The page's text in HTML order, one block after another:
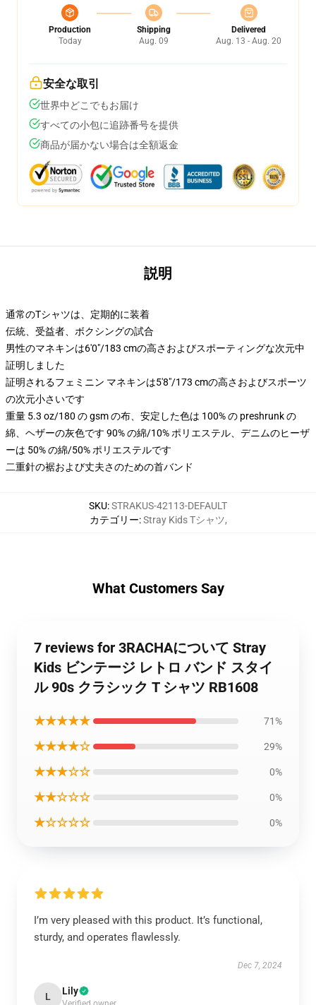
Production
Today
Shipping
Aug. 09
Delivered
Aug. 13 - Aug. 20
安全な取引
世界中どこでもお届け
すべての小包に追跡番号を提供
商品が届かない場合は全額返金
説明
通常のTシャツは、定期的に装着
伝統、受益者、ボクシングの試合
男性のマネキンは6'0"/183 cmの高さおよびスポーティングな次元中
証明しました
証明されるフェミニン マネキンは5'8"/173 cmの高さおよびスポーツ
の次元小さいです
重量 5.3 oz/180 の gsm の布、安定した色は 100% の preshrunk の
綿、ヘザーの灰色です 90% の綿/10% ポリエステル、デニムのヒーザ
ーは 50% の綿/50% ポリエステルです
二重針の裾および丈夫さのための首バンド
SKU:STRAKUS-42113-DEFAULT
カテゴリー:Stray Kids Tシャツ,
What Customers Say
7 reviews for 3RACHAについて Stray
Kids ビンテージ レトロ バンド スタイ
ル 90s クラシック T シャツ RB1608
★★★★★ 71%
★★★★☆ 29%
★★★☆☆ 0%
★★☆☆☆ 0%
★☆☆☆☆ 0%
I’m very pleased with this product. It’s functional,
sturdy, and operates flawlessly.
Dec 7, 2024
L Lily